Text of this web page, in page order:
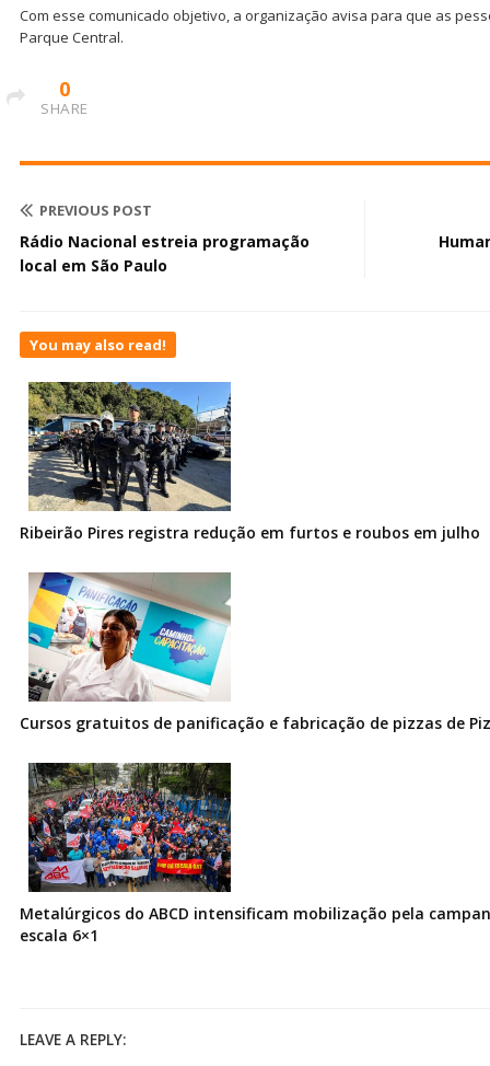
Com esse comunicado objetivo, a organização avisa para que as
Parque Central.
0
SHARE
PREVIOUS POST
Rádio Nacional estreia programação
local em São Paulo
You may also read!
Ribeirão Pires registra redução em furtos e roubos em julho
Cursos gratuitos de panificação e fabricação de pizzas de
Metalúrgicos do ABCD intensificam mobilização pela
escala 6×1
LEAVE A REPLY: